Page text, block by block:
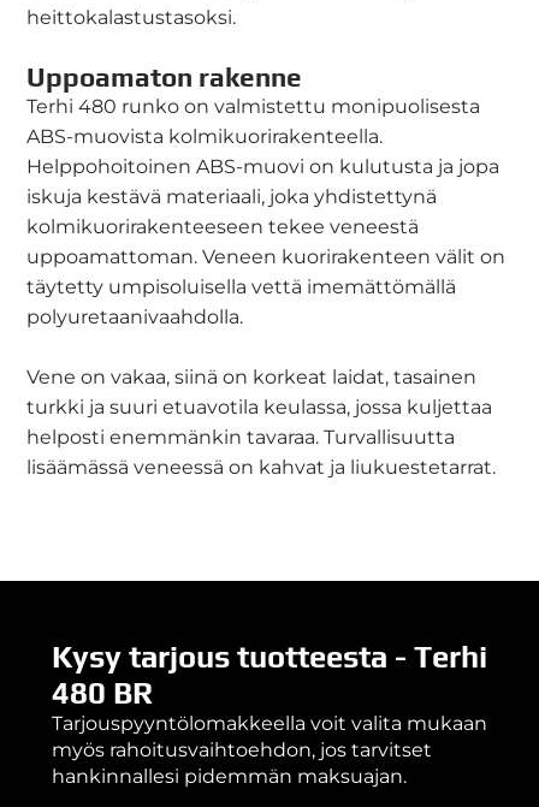
heittokalastustasoksi.
Uppoamaton rakenne
Terhi 480 runko on valmistettu monipuolisesta
ABS-muovista kolmikuorirakenteella.
Helppohoitoinen ABS-muovi on kulutusta ja jopa
iskuja kestävä materiaali, joka yhdistettynä
kolmikuorirakenteeseen tekee veneestä
uppoamattoman. Veneen kuorirakenteen välit on
täytetty umpisoluisella vettä imemättömällä
polyuretaanivaahdolla.
Vene on vakaa, siinä on korkeat laidat, tasainen
turkki ja suuri etuavotila keulassa, jossa kuljettaa
helposti enemmänkin tavaraa. Turvallisuutta
lisäämässä veneessä on kahvat ja liukuestetarrat.
Kysy tarjous tuotteesta - Terhi
480 BR
Tarjouspyyntölomakkeella voit valita mukaan
myös rahoitusvaihtoehdon, jos tarvitset
hankinnallesi pidemmän maksuajan.